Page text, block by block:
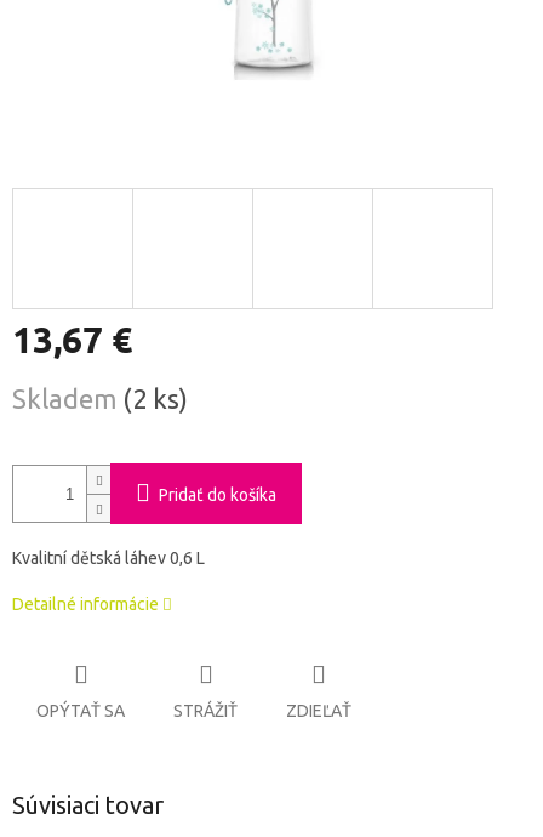
13,67 €
cena:
Skladem (2 ks)
Pridať do košíka
Kvalitní dětská láhev 0,6 L
Detailné informácie
OPÝTAŤ SA STRÁŽIŤ ZDIEĽAŤ
Súvisiaci tovar